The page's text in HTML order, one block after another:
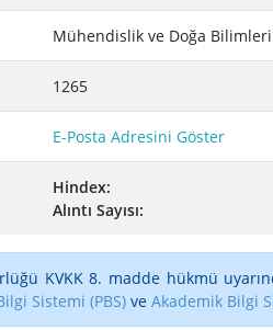
Mühendislik ve Doğa
1265
E-Posta Adresini Göster
Hindex:
Alıntı Sayısı:
KVKK 8. madde hükmü
Sistemi (PBS) ve Akademik Bilgi